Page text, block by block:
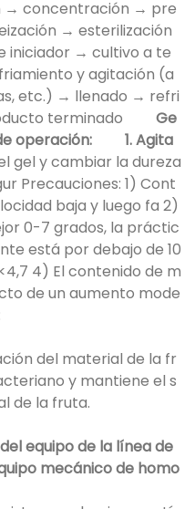
→ concentración → pre
→ esterilización
iniciador → cultivo a te
y agitación (a
etc.) → llenado → refri
terminado Ge
operación:
1. Agita
y cambiar la dureza
Precauciones: 1) Cont
baja y luego fa 2)
0-7 grados, la práctic
está por debajo de 10
4) El contenido de m
de un aumento mode
del material de la fr
y mantiene el s
de la fruta.
equipo de la línea de
mecánico de homo